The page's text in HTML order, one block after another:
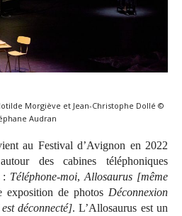
Morgiève et Jean-Christophe Dollé ©
Audran
au Festival d’Avignon en 2022
des cabines téléphoniques
: Téléphone-moi,Allosaurus [même
exposition de photos Déconnexion
déconnecté]. L’Allosaurus est un